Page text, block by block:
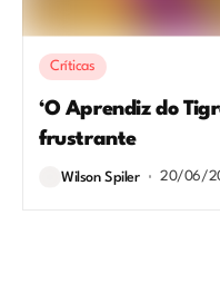
Críticas
‘O Aprendiz do
frustrante
Wilson Spiler 20/06/